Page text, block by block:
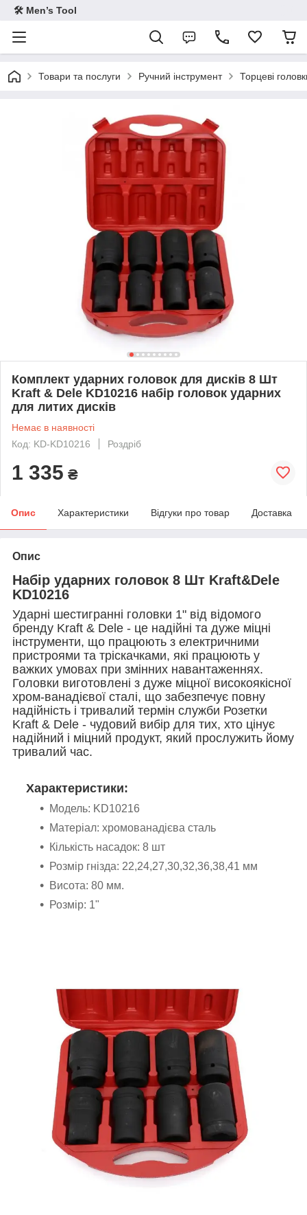
🛠 Men’s Tool
Товари та послуги Ручний інструмент Торцеві
Комплект ударних головок для дисків 8 Шт
Kraft & Dele KD10216 набір головок ударних
для литих дисків
Немає в наявності
Код: KD-KD10216
Роздріб
1 335 ₴
Опис Характеристики Відгуки про товар Доставка
Опис
Набір ударних головок 8 Шт Kraft&Dele
KD10216
Ударні шестигранні головки 1" від відомого
бренду Kraft & Dele - це надійні та дуже міцні
інструменти, що працюють з електричними
пристроями та тріскачками, які працюють у
важких умовах при змінних навантаженнях.
Головки виготовлені з дуже міцної високоякісної
хром-ванадієвої сталі, що забезпечує повну
надійність і тривалий термін служби Розетки
Kraft & Dele - чудовий вибір для тих, хто цінує
надійний і міцний продукт, який прослужить йому
тривалий час.
Характеристики:
Модель: KD10216
Матеріал: хромованадієва сталь
Кількість насадок: 8 шт
Розмір гнізда: 22,24,27,30,32,36,38,41 мм
Висота: 80 мм.
Розмір: 1"